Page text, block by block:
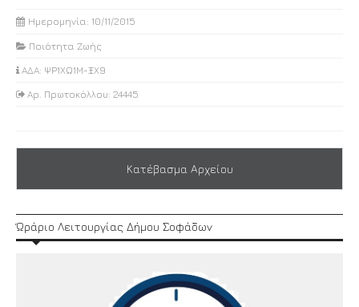
Ημερομηνία: 10/11/2015
Ποιότητα Ζωής
ΑΔΑ: ΨΡ1ΧΩ1Μ-ΞΧ9
Αρ. Πρωτοκόλλου: 24445
Κατέβασμα Αρχείου
Ώράριο Λειτουργίας Δήμου Σοφάδων